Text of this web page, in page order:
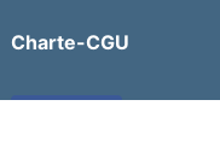
Charte-CGU